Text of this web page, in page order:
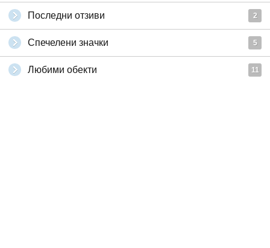
Последни отзиви 2
Спечелени значки 5
Любими обекти 11